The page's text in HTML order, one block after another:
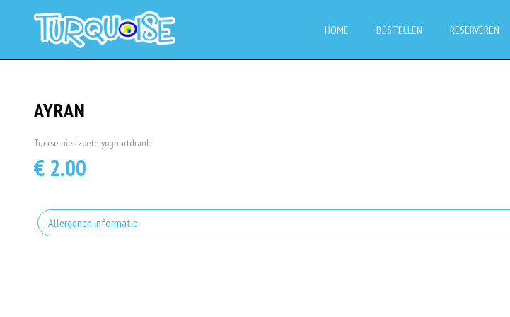
HOME BESTELLEN RESERVEREN
AYRAN
Turkse niet zoete yoghurtdrank
€ 2.00
Allergenen informatie